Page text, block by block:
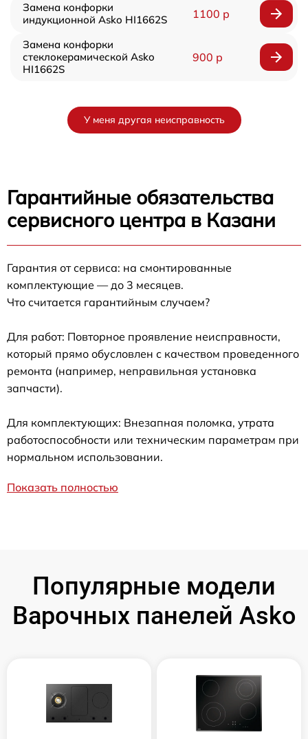
Замена конфорки
индукционной Asko HI1662S
1100 р
Замена конфорки
стеклокерамической Asko
HI1662S
900 р
У меня другая неисправность
Гарантийные обязательства
сервисного центра в Казани
Гарантия от сервиса: на смонтированные
комплектующие — до 3 месяцев.
Что считается гарантийным случаем?
Для работ: Повторное проявление неисправности,
который прямо обусловлен с качеством проведенного
ремонта (например, неправильная установка
запчасти).
Для комплектующих: Внезапная поломка, утрата
работоспособности или техническим параметрам при
нормальном использовании.
Показать полностью
Популярные модели
Варочных панелей Asko